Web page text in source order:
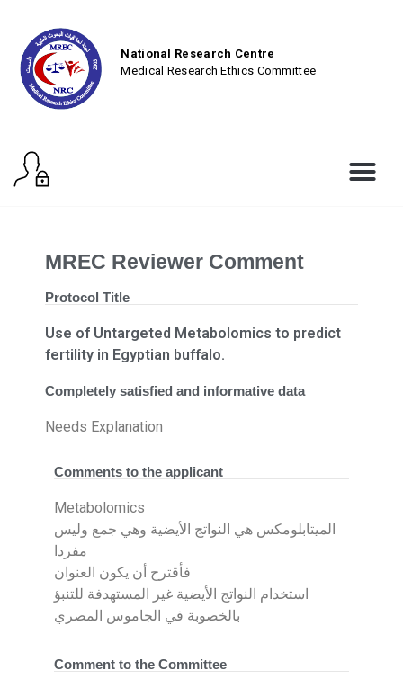
National Research Centre
Medical Research Ethics Committee
MREC Reviewer Comment
Protocol Title
Use of Untargeted Metabolomics to predict
fertility in Egyptian buffalo.
Completely satisfied and informative data
Needs Explanation
Comments to the applicant
Metabolomics
الميتابلومكس هي النواتج الأيضية وهي جمع وليس
مفردا
فأقترح أن يكون العنوان
استخدام النواتج الأيضية غير المستهدفة للتنبؤ
بالخصوبة في الجاموس المصري
Comment to the Committee